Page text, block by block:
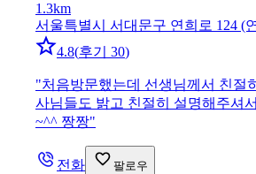
1.3km
서울특별시 서대문구 연희로 124 (
4.8(후기 30)
"처음방문했는데 선생님께서 친절
사님들도 밝고 친절히 설명해주셔
~^^ 짱짱"
전화 팔로우